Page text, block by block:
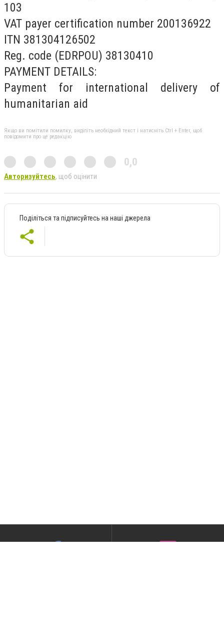
103
VAT payer certification number 200136922
ITN 381304126502
Reg. code (EDRPOU) 38130410
PAYMENT DETAILS:
Payment for international delivery of
humanitarian aid
Якщо ви помітили помилку, виділіть необхідний текст і натисніть Ctrl + Enter, щоб
повідомити про це редакцію
0,0
Авторизуйтесь, щоб оцінити
Поділіться та підписуйтесь на наші джерела